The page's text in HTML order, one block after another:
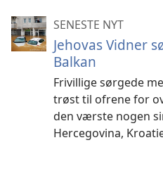
SENESTE NYT
Jehovas Vidner
Balkan
Frivillige sørgede
trøst til ofrene for
den værste nogen
Hercegovina,